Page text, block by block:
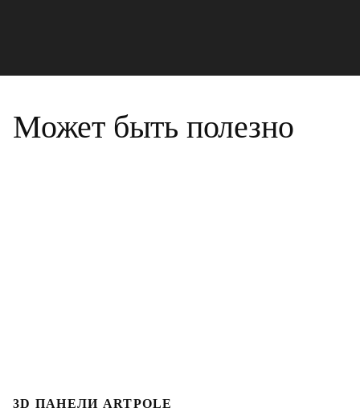
Может быть полезно
3D ПАНЕЛИ ARTPOLE